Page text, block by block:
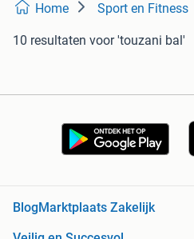
Home Sport en Fitness
10 resultaten voor 'touzani bal'
BlogMarktplaats Zakelijk